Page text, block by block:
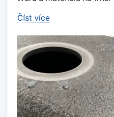
Číst více